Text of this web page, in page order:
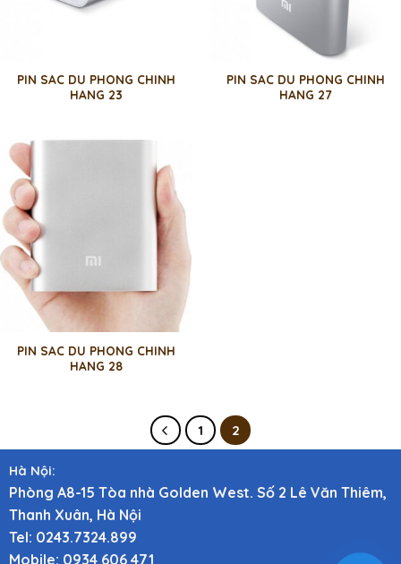
PIN SAC DU PHONG CHINH
HANG 23
PIN SAC DU PHONG CHINH
HANG 27
PIN SAC DU PHONG CHINH
HANG 28
1 2
Hà Nội:
Phòng A8-15 Tòa nhà Golden West. Số 2 Lê Văn Thiêm,
Thanh Xuân, Hà Nội
Tel: 0243.7324.899
Mobile: 0934 606 471